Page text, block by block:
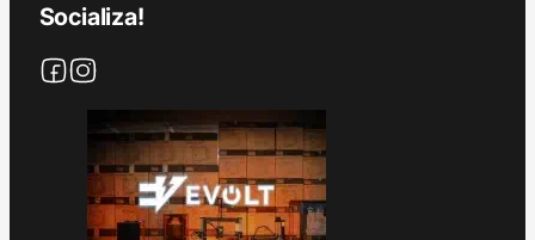
Socializa!